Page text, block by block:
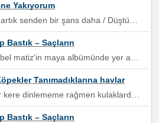
Yakıyorum
zaman ben olmayacağım yanında” dizeleri, artık geçmişin tekrarına izin verilmeyeceğini, kişisel sınırların çizildiğini gösteriyor.
Bastık – Saçların
maya albümünde yer alan güzellerden. parça da şarkı hani! müzikal altyapısına vurulduğum, sözlerinde kaybolduğum bir parça olmuş.
Tanımadıklarına havlar
rağmen kulaklardan gitmiyor sen sen sen sen kurban ol sen sen sen sen hayran ol yükses ses müzik dinleme sebebisiniz canlar bomba gibi patladınız maşallah
Bastık – Saçların